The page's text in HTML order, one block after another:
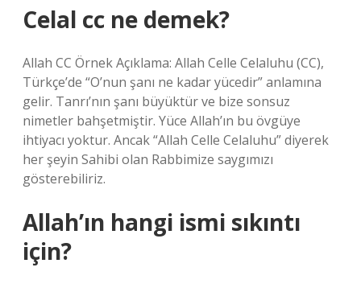
Celal cc ne demek?
Allah CC Örnek Açıklama: Allah Celle Celaluhu (CC),
Türkçe’de “O’nun şanı ne kadar yücedir” anlamına
gelir. Tanrı’nın şanı büyüktür ve bize sonsuz
nimetler bahşetmiştir. Yüce Allah’ın bu övgüye
ihtiyacı yoktur. Ancak “Allah Celle Celaluhu” diyerek
her şeyin Sahibi olan Rabbimize saygımızı
gösterebiliriz.
Allah’ın hangi ismi sıkıntı
için?